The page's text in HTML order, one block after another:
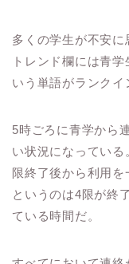
多くの学生が不安に
トレンド欄には青
いう単語がランクイ
5時ごろに青学から
い状況になってい
限終了後から利用
というのは4限が終
ている時間だ。